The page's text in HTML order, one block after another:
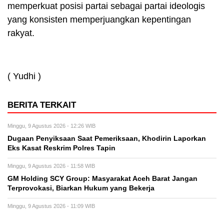
memperkuat posisi partai sebagai partai ideologis
yang konsisten memperjuangkan kepentingan
rakyat.
( Yudhi )
BERITA TERKAIT
Minggu, 9 Agustus 2026 - 12:26 WIB
Dugaan Penyiksaan Saat Pemeriksaan, Khodirin Laporkan
Eks Kasat Reskrim Polres Tapin
Minggu, 9 Agustus 2026 - 11:58 WIB
GM Holding SCY Group: Masyarakat Aceh Barat Jangan
Terprovokasi, Biarkan Hukum yang Bekerja
Minggu, 9 Agustus 2026 - 11:09 WIB